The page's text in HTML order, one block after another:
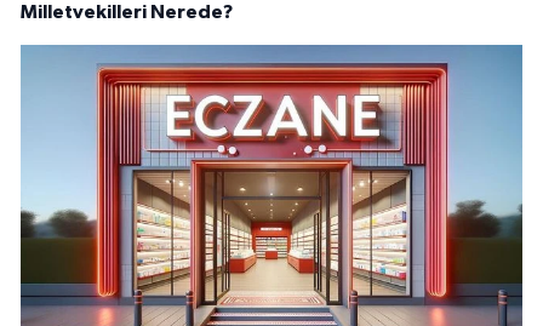
Milletvekilleri Nerede?